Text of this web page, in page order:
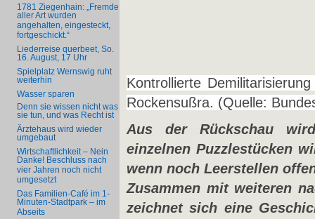
1781 Ziegenhain: „Fremde
aller Art wurden
angehalten, eingesteckt,
fortgeschickt.“
Liederreise querbeet, So.
16. August, 17 Uhr
Spielplatz Wernswig ruht
weiterhin
Wasser sparen
Denn sie wissen nicht was
sie tun, und was Recht ist
Ärztehaus wird wieder
umgebaut
Wirtschaftlichkeit – Nein
Danke! Beschluss nach
vier Jahren noch nicht
umgesetzt
Das Familien-Café im 1-
Minuten-Stadtpark – im
Abseits
Kontrollierte
Rockensußra. (Quelle:
Aus der Rückschau
einzelnen Puzzlestücken
wenn noch Leerstellen
Zusammen mit weiteren
zeichnet sich eine